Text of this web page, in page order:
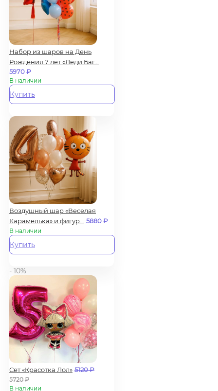
Набор из шаров на День
Рождения 7 лет «Леди Баг...
5970₽
В наличии
Купить
Воздушный шар «Веселая
Карамелька» и фигур...
5880₽
В наличии
Купить
- 10%
Сет «Красотка Лол» 5120₽
5720₽
В наличии